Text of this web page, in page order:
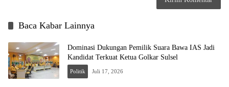
Baca Kabar Lainnya
Dominasi Dukungan Pemilik Suara Bawa IAS Jadi
Kandidat Terkuat Ketua Golkar Sulsel
Politik Juli 17, 2026